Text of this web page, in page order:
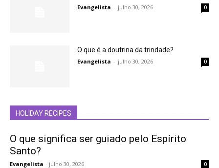
Evangelista - julho 30, 2026 0
O que é a doutrina da trindade?
Evangelista - julho 30, 2026 0
HOLIDAY RECIPES
O que significa ser guiado pelo Espírito
Santo?
Evangelista - julho 30, 2026 0